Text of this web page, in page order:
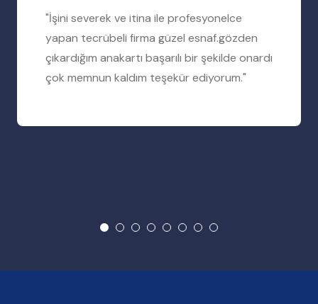
"İşini severek ve itina ile profesyonelce
yapan tecrübeli firma güzel esnaf.gözden
çıkardığım anakartı başarılı bir şekilde onardı
çok memnun kaldım teşekür ediyorum."